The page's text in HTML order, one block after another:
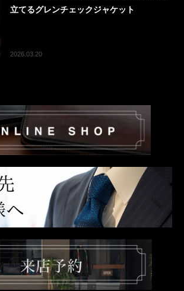
立てるグレンチェックジャケット
2026.03.20